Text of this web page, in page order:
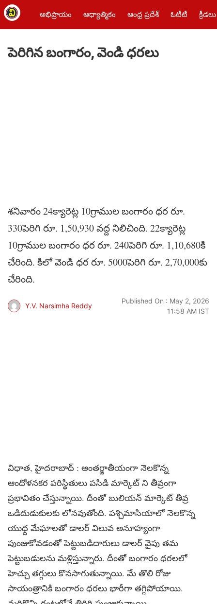
అభిప్రాయం ఆధ్యాత్మికం ఆంధ్ర ప్రదేశ్ ఓటీటీ క్రీడలు
పెరిగిన బంగారం, వెండి ధరలు
శనివారం 24క్యారెట్ల 10గ్రాముల బంగారం ధర రూ.
330పెరిగి రూ. 1,50,930 వద్ద నిలిచింది. 22క్యారెట్ల
10గ్రాముల బంగారం ధర రూ. 240పెరిగి రూ. 1,10,680కి
చేరింది. కిలో వెండి ధర రూ. 5000పెరిగి రూ. 2,70,000కు
చేరింది.
Y.V. Narsimha Reddy
Published On : May 2, 2026
11:58 AM IST
విధాత, హైదరాబాద్ : అంతర్జాతీయంగా నెలకొన్న
ఆందోళనకర పరిస్థితులు పసిడి మార్కెట్ ని తీవ్రంగా
ప్రభావితం చేస్తున్నాయి. దీంతో బులియన్ మార్కెట్ తీవ్ర
ఒడిదుడుకులకు లోనవుతోంది. పశ్చిమాసియాలో నెలకొన్న
యుధ్ద మేఘాలతో డాలర్ విలువ అనూహ్యంగా
పుంజుకోవడంతో పెట్టుబడిదారులు డాలర్ వైపు తమ
పెట్టుబడులను మళ్లిస్తున్నారు. దీంతో బంగారం ధరలలో
హెచ్చు తగ్గులు కొనసాగుతున్నాయి. మే తొలి రోజు
సాయంత్రానికి బంగారం ధరలు భారీగా తగ్గిపోయాయి.